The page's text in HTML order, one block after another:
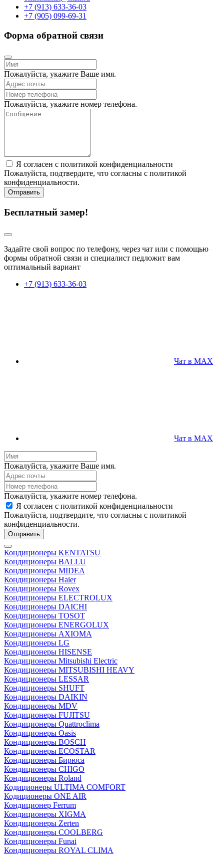
+7 (913) 633-36-03
+7 (905) 099-69-31
Форма обратной связи
Пожалуйста, укажите Ваше имя.
Пожалуйста, укажите номер телефона.
Я согласен с политикой конфиденциальности
Пожалуйста, подтвердите, что согласны с политикой
конфиденциальности.
Отправить
Бесплатный замер!
Задайте свой вопрос по телефону, через чат или с помощью
формы обратной связи и специалист педложит вам
оптимальный вариант
+7 (913) 633-36-03
Чат в MAX
Чат в MAX
Пожалуйста, укажите Ваше имя.
Пожалуйста, укажите номер телефона.
Я согласен с политикой конфиденциальности
Пожалуйста, подтвердите, что согласны с политикой
конфиденциальности.
Отправить
Кондиционеры KENTATSU
Кондиционеры BALLU
Кондиционеры MIDEA
Кондиционеры Haier
Кондиционеры Rovex
Кондиционеры ELECTROLUX
Кондиционеры DAICHI
Кондиционеры TOSOT
Кондиционеры ENERGOLUX
Кондиционеры AXIOMA
Кондиционеры LG
Кондиционеры HISENSE
Кондиционеры Mitsubishi Electric
Кондиционеры MITSUBISHI HEAVY
Кондиционеры LESSAR
Кондиционеры SHUFT
Кондиционеры DAIKIN
Кондиционеры MDV
Кондиционеры FUJITSU
Кондиционеры Quattroclima
Кондиционеры Oasis
Кондиционеры BOSCH
Кондиционеры ECOSTAR
Кондиционеры Бирюса
Кондиционеры CHIGO
Кондиционеры Roland
Кодиционеры ULTIMA COMFORT
Кодиционеры ONE AIR
Кондиционер Ferrum
Кондиционеры XIGMA
Кондиционеры Zerten
Кондиционеры СOOLBERG
Кондиционеры Funai
Кондиционеры ROYAL CLIMA